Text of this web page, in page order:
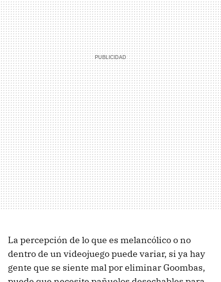
La percepción de lo que es melancólico o no
dentro de un videojuego puede variar, si ya hay
gente que se siente mal por eliminar Goombas,